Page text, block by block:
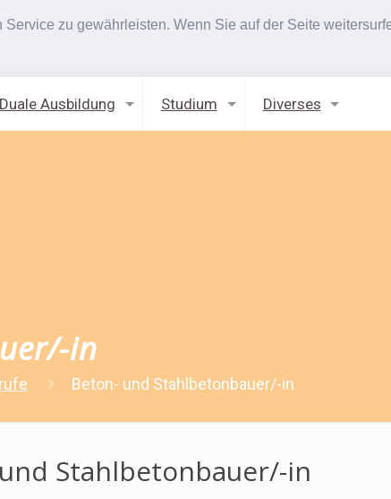
zu gewährleisten. Wenn Sie auf der Seite
Duale Ausbildung Studium Diverses
in
Beton- und Stahlbetonbauer/-in
Stahlbetonbauer/-in